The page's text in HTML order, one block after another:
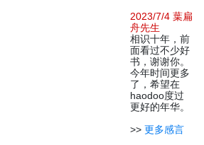
2023/7/4 葉扁
舟先生
相识十年，前
面看过不少好
书，谢谢你。
今年时间更多
了，希望在
haodoo度过
更好的年华。
>> 更多感言